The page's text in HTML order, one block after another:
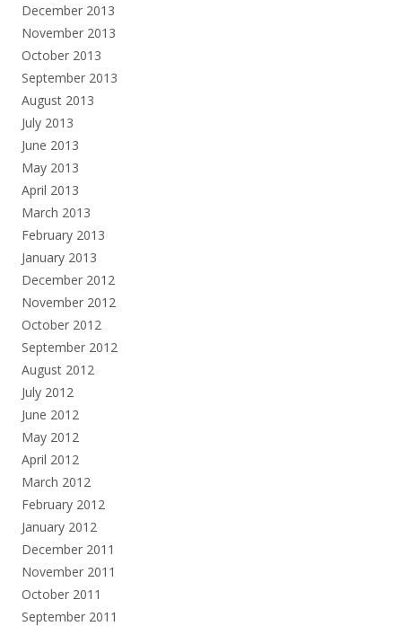
December 2013
November 2013
October 2013
September 2013
August 2013
July 2013
June 2013
May 2013
April 2013
March 2013
February 2013
January 2013
December 2012
November 2012
October 2012
September 2012
August 2012
July 2012
June 2012
May 2012
April 2012
March 2012
February 2012
January 2012
December 2011
November 2011
October 2011
September 2011